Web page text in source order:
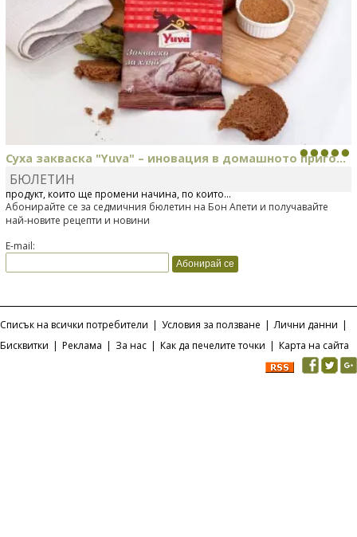
Суха закваска "Yuva" – иновация в домашното приго...
Отскоро Лесафр България стартира предлагането на изцяло нов
продукт, който ще промени начина, по който...
БЮЛЕТИН
Абонирайте се за седмичния бюлетин на Бон Апети и получавайте
най-новите рецепти и новини
E-mail:
Списък на всички потребители | Условия за ползване | Лични данни |
Бисквитки | Реклама | За нас | Как да печелите точки | Карта на сайта